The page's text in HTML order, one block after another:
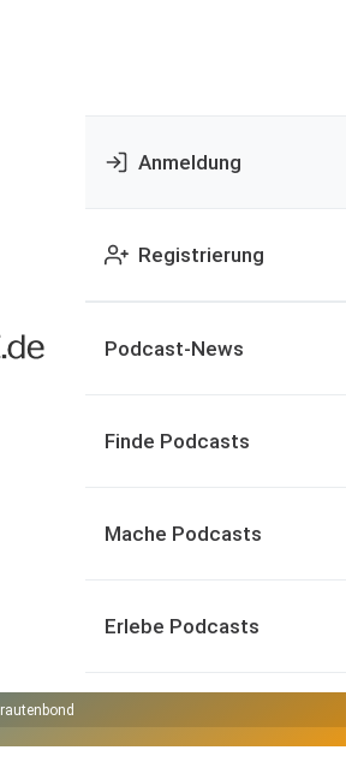
Anmeldung
Registrierung
Podcast-News
Finde Podcasts
Mache Podcasts
Erlebe Podcasts
rautenbond